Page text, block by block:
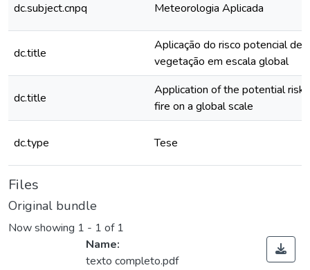
dc.subject.cnpq Meteorologia Aplicada
dc.title
Aplicação do risco potencial de
vegetação em escala global
dc.title
Application of the potential risk
fire on a global scale
dc.type Tese
Files
Original bundle
Now showing 1 - 1 of 1
Name:
texto completo.pdf